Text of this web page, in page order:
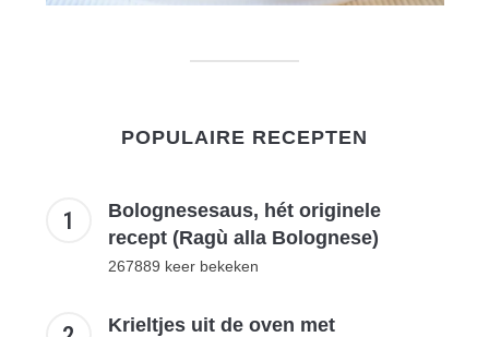
POPULAIRE RECEPTEN
Bolognesesaus, hét originele
recept (Ragù alla Bolognese)
267889 keer bekeken
Krieltjes uit de oven met